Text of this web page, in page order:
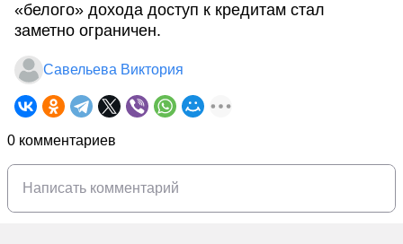
«белого» дохода доступ к кредитам стал
заметно ограничен.
Савельева Виктория
0 комментариев